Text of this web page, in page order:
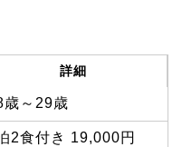
詳細
歳～29歳
2食付き 19,000円